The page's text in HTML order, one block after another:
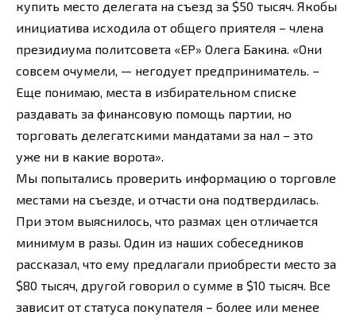
купить место делегата на съезд за $50 тысяч. Якобы
инициатива исходила от общего приятеля – члена
президиума политсовета «ЕР» Олега Бакина. «Они
совсем очумели, — негодует предприниматель. –
Еще понимаю, места в избирательном списке
раздавать за финансовую помощь партии, но
торговать делегатскими мандатами за нал – это
уже ни в какие ворота».
Мы попытались проверить информацию о торговле
местами на съезде, и отчасти она подтвердилась.
При этом выяснилось, что размах цен отличается
минимум в разы. Один из наших собеседников
рассказал, что ему предлагали приобрести место за
$80 тысяч, другой говорил о сумме в $10 тысяч. Все
зависит от статуса покупателя – более или менее